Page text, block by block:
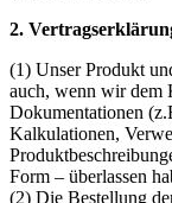
2.
(1) Unser Produkt
auch, wenn wir dem
Dokumentationen
Kalkulationen,
Form – überlassen
(2) Die Bestellung